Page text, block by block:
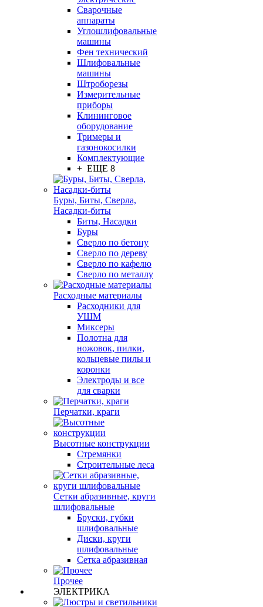
Сварочные
аппараты
Углошлифовальные
машины
Фен технический
Шлифовальные
машины
Штроборезы
Измерительные
приборы
Клининговое
оборудование
Тримеры и
газонокосилки
Комплектующие
+ ЕЩЕ 8
Буры, Биты, Сверла,
Насадки-биты
Биты, Насадки
Буры
Сверло по бетону
Сверло по дереву
Сверло по кафелю
Сверло по металлу
Расходные материалы
Расходники для
УШМ
Миксеры
Полотна для
ножовок, пилки,
кольцевые пилы и
коронки
Электроды и все
для сварки
Перчатки, краги
Высотные конструкции
Стремянки
Строительные леса
Сетки абразивные, круги
шлифовальные
Бруски, губки
шлифовальные
Диски, круги
шлифовальные
Сетка абразивная
Прочее
ЭЛЕКТРИКА